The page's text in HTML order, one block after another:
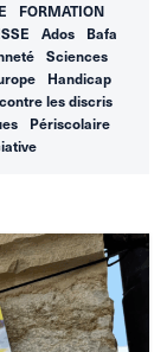
FORMATION
Ados
Bafa
Sciences
Handicap
les discris
Périscolaire